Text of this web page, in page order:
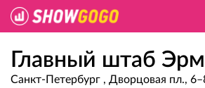
Главный штаб
Санкт-Петербург , Дворцовая пл.,